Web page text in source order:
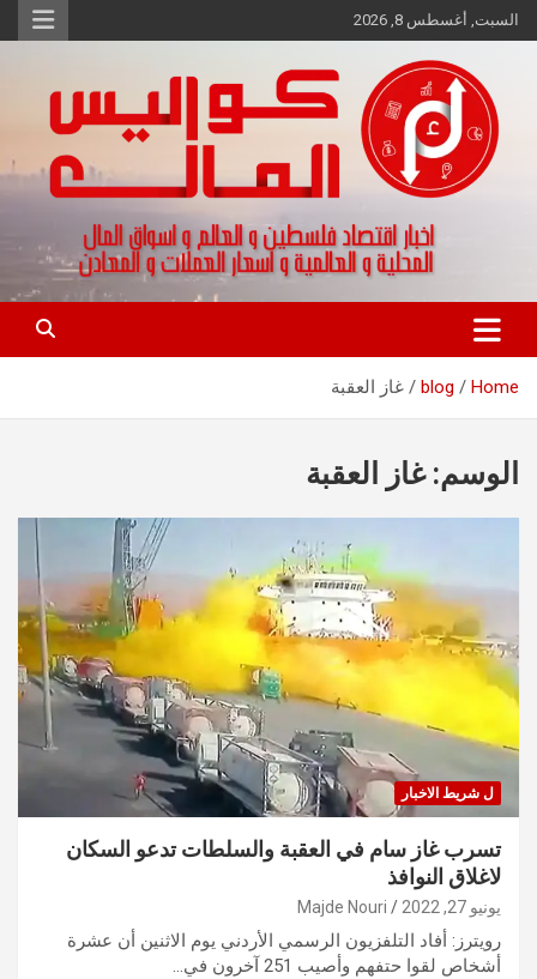
Skip
to
السبت, أغسطس 8, 2026
كواليس المال
اخبار اقتصاد فلسطين و العالم و تقارير اسواق المال و العملات
Home
blog غاز العقبة
الوسم:غاز العقبة
ل شريط الاخبار
تسرب غاز سام في العقبة والسلطات تدعو السكان
لاغلاق النوافذ
يونيو 27, 2022 Majde Nouri
رويترز: أفاد التلفزيون الرسمي الأردني يوم الاثنين أن عشرة
أشخاص لقوا حتفهم وأصيب 251 آخرون في…